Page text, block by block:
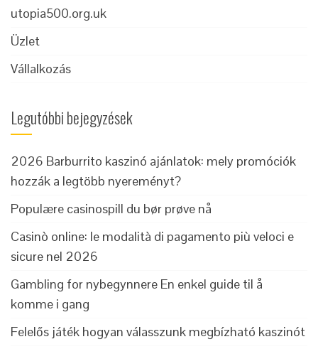
utopia500.org.uk
Üzlet
Vállalkozás
Legutóbbi bejegyzések
2026 Barburrito kaszinó ajánlatok: mely promóciók
hozzák a legtöbb nyereményt?
Populære casinospill du bør prøve nå
Casinò online: le modalità di pagamento più veloci e
sicure nel 2026
Gambling for nybegynnere En enkel guide til å
komme i gang
Felelős játék hogyan válasszunk megbízható kaszinót